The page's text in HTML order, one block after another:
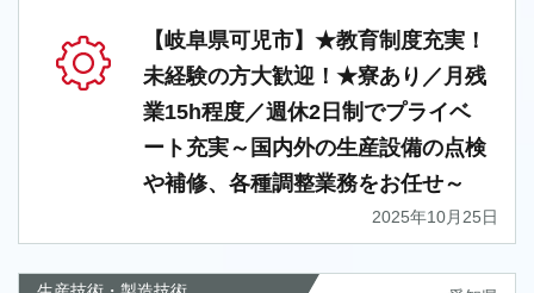
【岐阜県可児市】★教育制度充実！
未経験の方大歓迎！★寮あり／月残
業15h程度／週休2日制でプライベ
ート充実～国内外の生産設備の点検
や補修、各種調整業務をお任せ～
2025年10月25日